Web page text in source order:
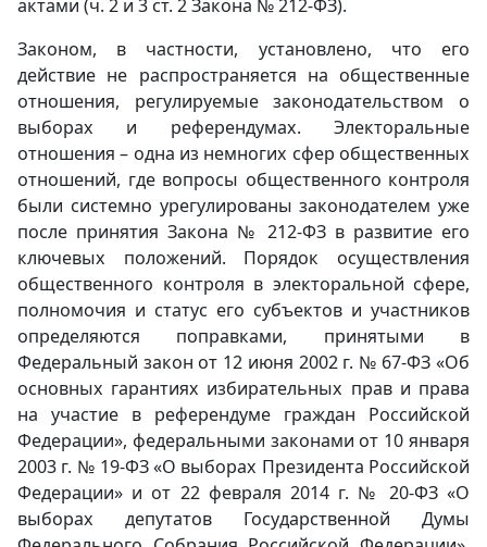
актами (ч. 2 и 3 ст. 2 Закона № 212-ФЗ).
Законом, в частности, установлено, что его
действие не распространяется на общественные
отношения, регулируемые законодательством о
выборах и референдумах. Электоральные
отношения – одна из немногих сфер общественных
отношений, где вопросы общественного контроля
были системно урегулированы законодателем уже
после принятия Закона № 212-ФЗ в развитие его
ключевых положений. Порядок осуществления
общественного контроля в электоральной сфере,
полномочия и статус его субъектов и участников
определяются поправками, принятыми в
Федеральный закон от 12 июня 2002 г. № 67-ФЗ «Об
основных гарантиях избирательных прав и права
на участие в референдуме граждан Российской
Федерации», федеральными законами от 10 января
2003 г. № 19-ФЗ «О выборах Президента Российской
Федерации» и от 22 февраля 2014 г. № 20-ФЗ «О
выборах депутатов Государственной Думы